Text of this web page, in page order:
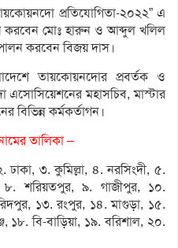
প্রতিযোগিতা-২০২২” এ
করবেন মোঃ হারুন ও আব্দুল খলিল
করবেন বিজয় দাস।
তায়কোয়নদোর প্রবর্তক‌ ও
এসোসিয়েশনের মহাসচিব, মাস্টার
বিভিন্ন কর্মকর্তাগন।
তালিকা –
৩. কুমিল্লা, ৪. নরসিংদী, ৫.
৮. শরিয়তপুর, ৯. গাজীপুর, ১০.
১৩. রংপুর, ১৪. মাগুড়া, ১৫.
১৮. বি-বাড়িয়া, ১৯. বরিশাল, ২০.